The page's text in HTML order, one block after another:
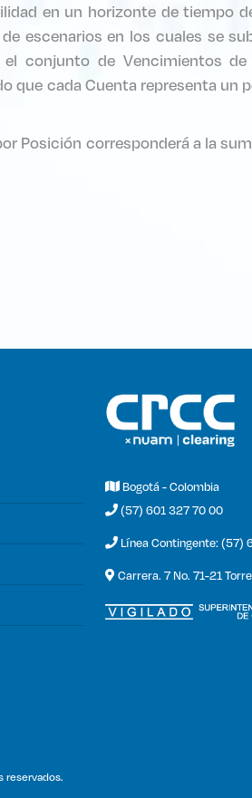
en un horizonte de tiempo
escenarios en los cuales se
conjunto de Vencimientos de
que cada Cuenta representa un
Posición corresponderá a la
Bogotá - Colombia
(57) 601 327 70 00
Línea Contingente: (57)
Carrera. 7 No. 71-21
reservados.